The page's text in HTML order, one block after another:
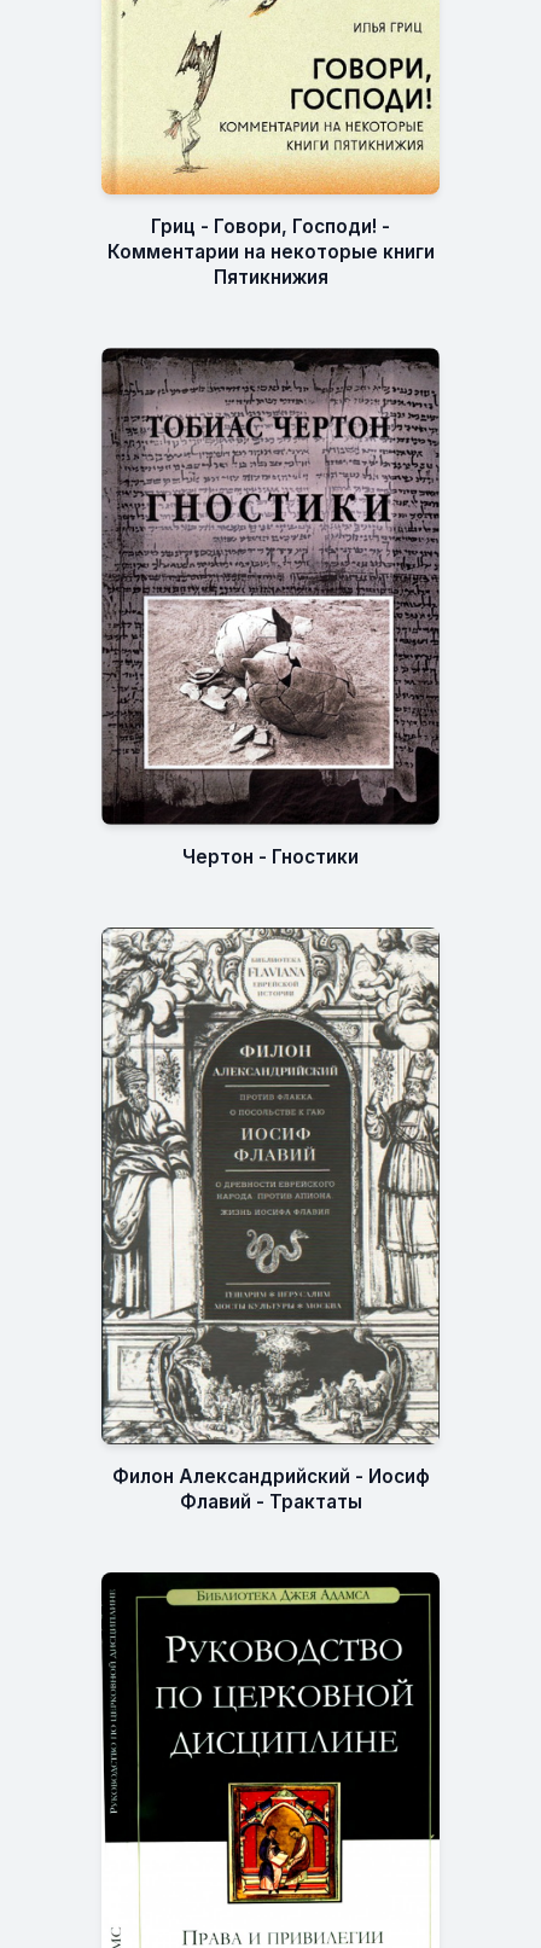
Гриц - Говори, Господи! -
Комментарии на некоторые книги
Пятикнижия
Чертон - Гностики
Филон Александрийский - Иосиф
Флавий - Трактаты